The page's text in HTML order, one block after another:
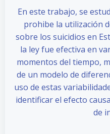
En este trabajo, se
prohibe la utilización
sobre los suicidios en
la ley fue efectiva en
momentos del tiempo,
de un modelo de
uso de estas
identificar el efecto
de